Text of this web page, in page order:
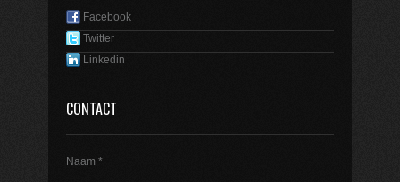
Facebook
Twitter
Linkedin
CONTACT
Naam *